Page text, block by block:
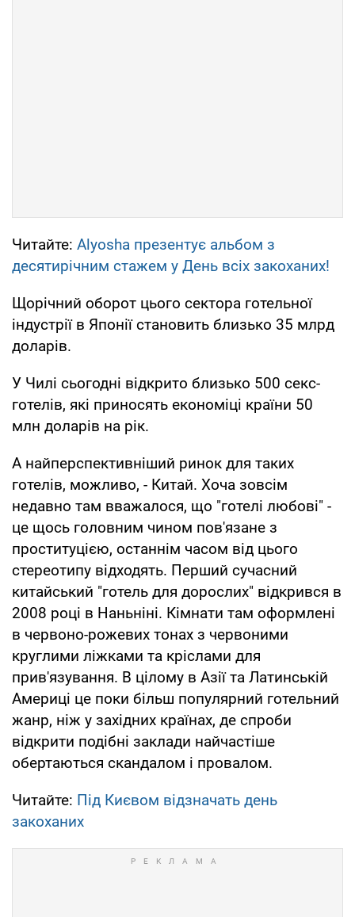
Читайте: Alyosha презентує альбом з
десятирічним стажем у День всіх закоханих!
Щорічний оборот цього сектора готельної
індустрії в Японії становить близько 35 млрд
доларів.
У Чилі сьогодні відкрито близько 500 секс-
готелів, які приносять економіці країни 50
млн доларів на рік.
А найперспективніший ринок для таких
готелів, можливо, - Китай. Хоча зовсім
недавно там вважалося, що "готелі любові" -
це щось головним чином пов'язане з
проституцією, останнім часом від цього
стереотипу відходять. Перший сучасний
китайський "готель для дорослих" відкрився в
2008 році в Наньніні. Кімнати там оформлені
в червоно-рожевих тонах з червоними
круглими ліжками та кріслами для
прив'язування. В цілому в Азії та Латинській
Америці це поки більш популярний готельний
жанр, ніж у західних країнах, де спроби
відкрити подібні заклади найчастіше
обертаються скандалом і провалом.
Читайте: Під Києвом відзначать день
закоханих